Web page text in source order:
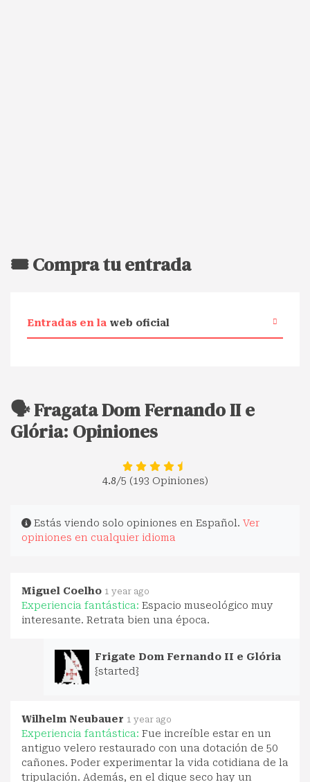
🎟️ Compra tu entrada
Entradas en la web oficial
🗣️ Fragata Dom Fernando II e
Glória: Opiniones
4.8/5 (193 Opiniones)
Estás viendo solo opiniones en Español. Ver
opiniones en cualquier idioma
Miguel Coelho 1 year ago
Experiencia fantástica: Espacio museológico muy
interesante. Retrata bien una época.
Frigate Dom Fernando II e Glória
{started}
Wilhelm Neubauer 1 year ago
Experiencia fantástica: Fue increíble estar en un
antiguo velero restaurado con una dotación de 50
cañones. Poder experimentar la vida cotidiana de la
tripulación. Además, en el dique seco hay un